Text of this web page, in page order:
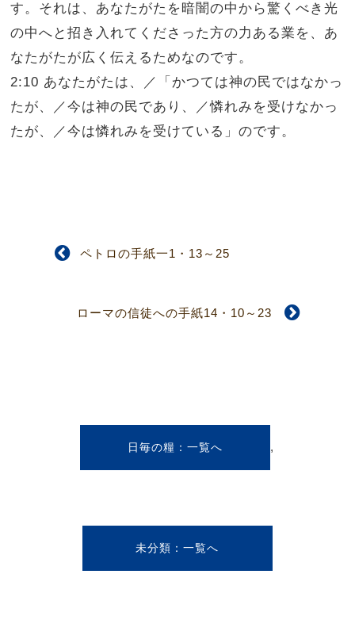
す。それは、あなたがたを暗闇の中から驚くべき光
の中へと招き入れてくださった方の力ある業を、あ
なたがたが広く伝えるためなのです。
2:10 あなたがたは、／「かつては神の民ではなかっ
たが、／今は神の民であり、／憐れみを受けなかっ
たが、／今は憐れみを受けている」のです。
ペトロの手紙一1・13～25
ローマの信徒への手紙14・10～23
日毎の糧 ,
未分類